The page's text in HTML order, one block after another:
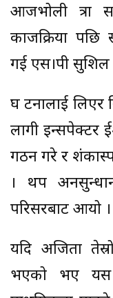
आजभोली त्रा
काजक्रिया पछि
गई एस।पी सुशिल
घ टनालाई लिएर
लागी इन्सपेक्टर
गठन गरे र
। थप
परिसरबाट आयो ।
यदि अजिता
भएको भए